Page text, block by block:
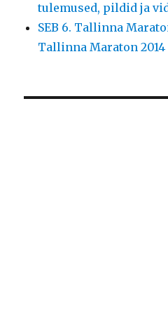
tulemused, pildid ja
SEB 6. Tallinna
Tallinna Maraton